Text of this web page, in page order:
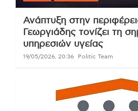
Ανάπτυξη στην
Γεωργιάδης τονίζει τη
υπηρεσιών υγείας
19/05/2026, 20:36 Politic Team